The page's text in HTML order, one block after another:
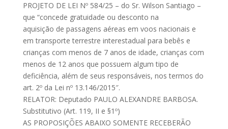
PROJETO DE LEI Nº 584/25 – do Sr. Wilson Santiago –
que “concede gratuidade ou desconto na
aquisição de passagens aéreas em voos nacionais e
em transporte terrestre interestadual para bebês e
crianças com menos de 7 anos de idade, crianças com
menos de 12 anos que possuem algum tipo de
deficiência, além de seus responsáveis, nos termos do
art. 2º da Lei nº 13.146/2015″.
RELATOR: Deputado PAULO ALEXANDRE BARBOSA.
Substitutivo (Art. 119, II e §1º)
AS PROPOSIÇÕES ABAIXO SOMENTE RECEBERÃO